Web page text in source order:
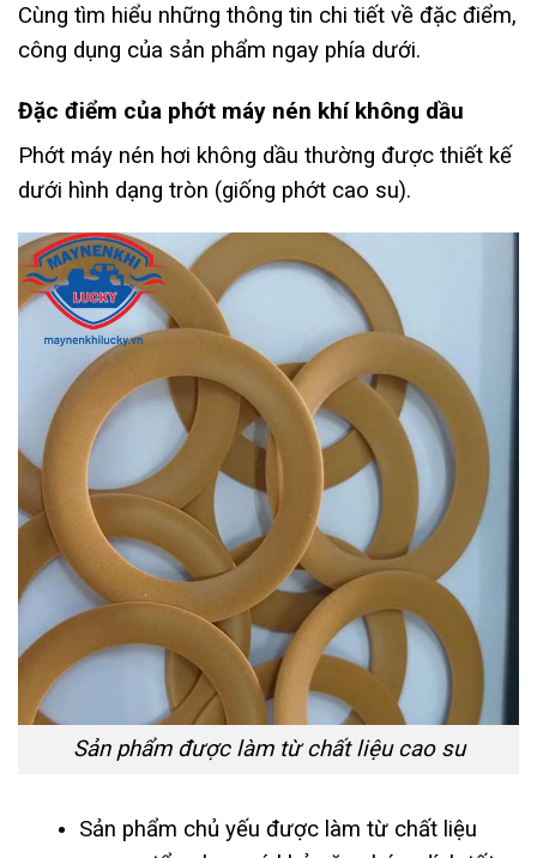
Cùng tìm hiểu những thông tin chi tiết về đặc điểm,
công dụng của sản phẩm ngay phía dưới.
Đặc điểm của phớt máy nén khí không dầu
Phớt máy nén hơi không dầu thường được thiết kế
dưới hình dạng tròn (giống phớt cao su).
Sản phẩm được làm từ chất liệu cao su
Sản phẩm chủ yếu được làm từ chất liệu